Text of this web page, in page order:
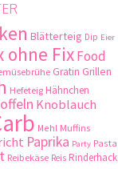
Blätterteig Dip Eier
ohne FixFood
Gratin Grillen
Hefeteig Hähnchen
Knoblauch
Mehl Muffins
Paprika Party Pasta
Reibekäse Reis Rinderhack